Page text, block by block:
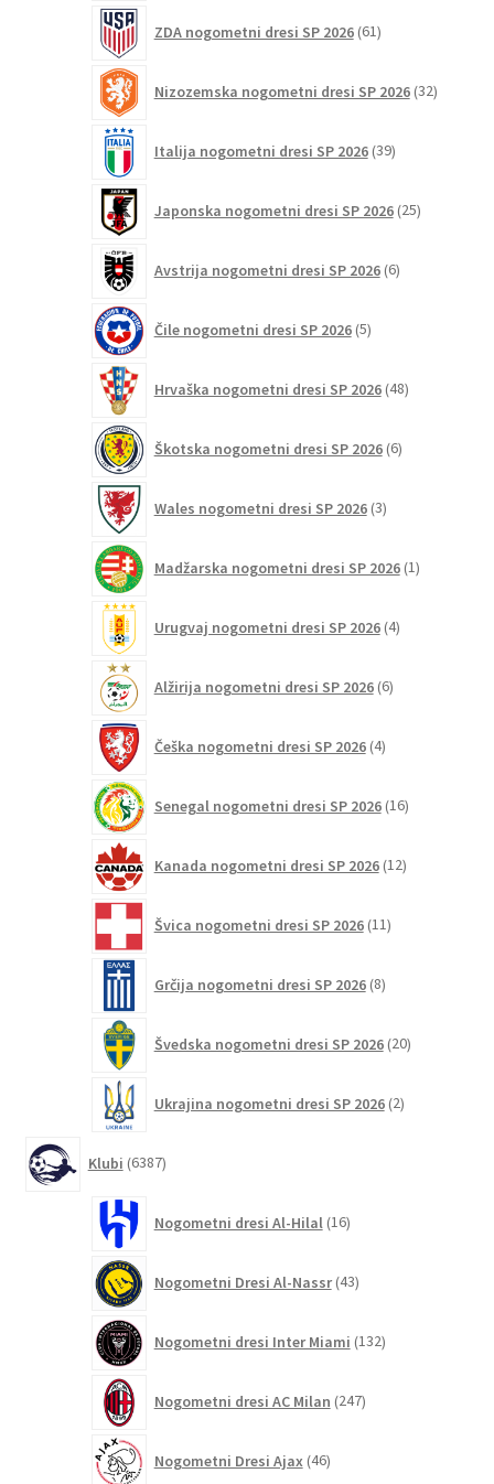
ZDA nogometni dresi SP 2026 61izdelkov
Nizozemska nogometni dresi SP 2026 32izdelkov
Italija nogometni dresi SP 2026 39izdelkov
Japonska nogometni dresi SP 2026 25izdelkov
Avstrija nogometni dresi SP 2026 6izdelkov
Čile nogometni dresi SP 2026 5izdelkov
Hrvaška nogometni dresi SP 2026 48izdelkov
Škotska nogometni dresi SP 2026 6izdelkov
Wales nogometni dresi SP 2026 3izdelki
Madžarska nogometni dresi SP 2026 1izdelek
Urugvaj nogometni dresi SP 2026 4izdelki
Alžirija nogometni dresi SP 2026 6izdelkov
Češka nogometni dresi SP 2026 4izdelki
Senegal nogometni dresi SP 2026 16izdelkov
Kanada nogometni dresi SP 2026 12izdelkov
Švica nogometni dresi SP 2026 11izdelkov
Grčija nogometni dresi SP 2026 8izdelkov
Švedska nogometni dresi SP 2026 20izdelkov
Ukrajina nogometni dresi SP 2026 2izdelka
Klubi 6387izdelkov
Nogometni dresi Al-Hilal 16izdelkov
Nogometni Dresi Al-Nassr 43izdelkov
Nogometni dresi Inter Miami 132izdelkov
Nogometni dresi AC Milan 247izdelkov
Nogometni Dresi Ajax 46izdelkov